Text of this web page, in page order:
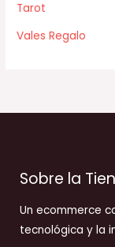
Tarot
Vales Regalo
Sobre la
Un ecommerce
tecnológica y la